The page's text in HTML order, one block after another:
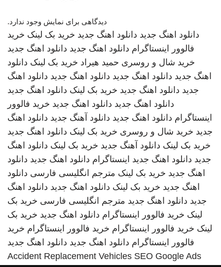
دیدگاهی برای نمایش وجود ندارد.
دانلود اهنگ جدید دانلود اهنگ جدید خرید بک لینک خرید
فالوور اینستاگرام دانلود اهنگ جدید دانلود اهنگ جدید
خرید شال و روسری حمید هیراد خرید بک لینک دانلود
اهنگ جدید دانلود اهنگ جدید دانلود اهنگ جدید دانلود اهنگ
جدید دانلود اهنگ جدید خرید بک لینک دانلود اهنگ جدید
دانلود اهنگ جدید دانلود اهنگ جدید خرید فالوور
اینستاگرام دانلود اهنگ جدید دانلود آهنگ جدید دانلود اهنگ
جدید خرید شال و روسری خرید بک لینک دانلود اهنگ جدید
خرید بک لینک دانلود آهنگ جدید خرید بک لینک دانلود اهنگ
جدید دانلود اهنگ جدید اینستاگرام دانلود اهنگ جدید دانلود
اهنگ جدید خرید بک لینک مترجم انگلیسی فارسی دانلود
اهنگ جدید خرید بک لینک دانلود اهنگ جدید دانلود اهنگ
جدید دانلود اهنگ جدید مترجم انگلیسی فارسی خرید بک
لینک خرید فالوور اینستاگرام دانلود اهنگ جدید خرید بک
لینک خرید فالوور اینستاگرام خرید فالوور اینستاگرام خرید
فالوور اینستاگرام دانلود اهنگ جدید دانلود اهنگ جدید
Accident Replacement Vehicles SEO Google Ads